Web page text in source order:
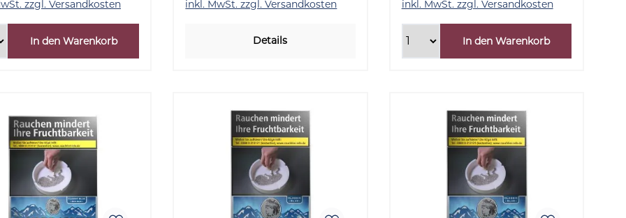
zzgl. Versandkosten
In den Warenkorb
inkl. MwSt. zzgl. Versandkosten
Details
inkl. MwSt. zzgl. Versandkosten
In den Warenkorb